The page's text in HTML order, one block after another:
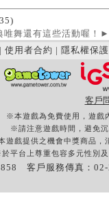
舞還有這些活動喔！
►
| 使用者合約 | 隱私權保護
客戶
※本遊戲為免費使用，遊戲
※請注意遊戲時間，避免
遊戲提供之機會中獎商品，
平台上尊重包容多元性別
客戶服務傳真：